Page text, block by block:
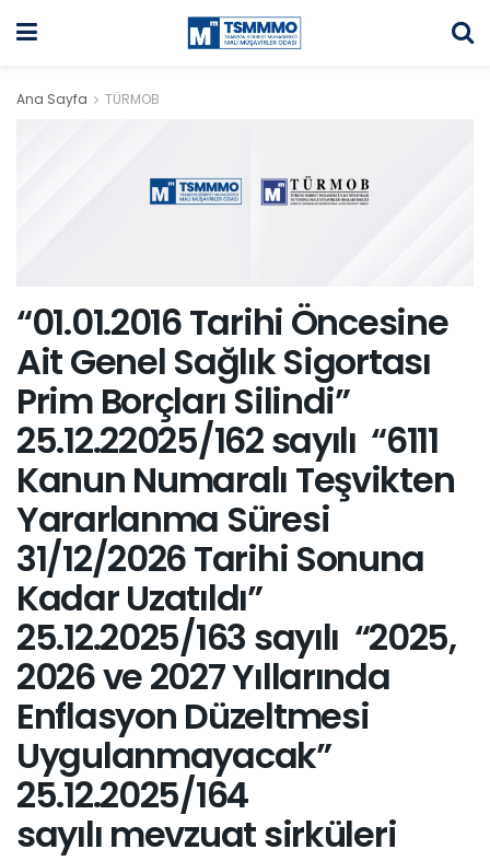
Ana Sayfa TÜRMOB
“01.01.2016 Tarihi Öncesine
Ait Genel Sağlık Sigortası
Prim Borçları Silindi”
25.12.22025/162 sayılı “6111
Kanun Numaralı Teşvikten
Yararlanma Süresi
31/12/2026 Tarihi Sonuna
Kadar Uzatıldı”
25.12.2025/163 sayılı “2025,
2026 ve 2027 Yıllarında
Enflasyon Düzeltmesi
Uygulanmayacak”
25.12.2025/164
sayılı mevzuat sirküleri